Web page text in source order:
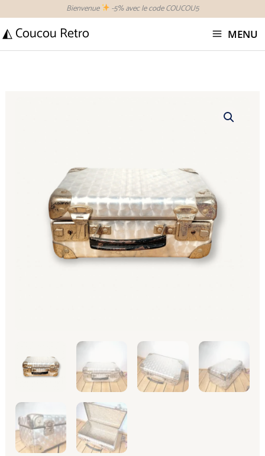
contenu
Bienvenue -5% avec le code COUCOU5
◭ Coucou Retro MENU